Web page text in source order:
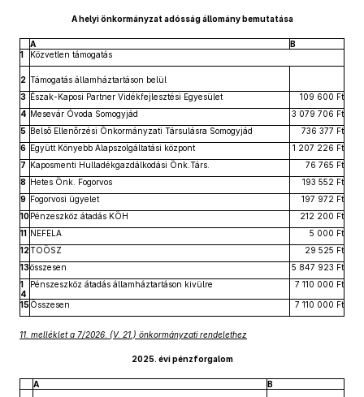
A helyi önkormányzat adósság állomány bemutatása
A
B
1
Közvetlen támogatás
2 Támogatás államháztartáson belül
3 Észak-Kaposi Partner Vidékfejlesztési Egyesület
109 600 Ft
4 Mesevár Óvoda Somogyjád
3 079 706 Ft
5 Belső Ellenőrzési Önkormányzati Társulásra Somogyjád
736 377 Ft
6 Együtt Könyebb Alapszolgáltatási központ
1 207 226 Ft
7 Kaposmenti Hulladékgazdálkodási Önk.Társ.
76 765 Ft
8 Hetes Önk. Fogorvos
193 552 Ft
9 Fogorvosi ügyelet
197 972 Ft
10 Pénzeszköz átadás KÖH
212 200 Ft
11 NEFELA
5 000 Ft
12TOÖSZ
29 525 Ft
13összesen
5 847 923 Ft
1
4
Pénszeszköz átadás államháztartáson kivülre 7 110 000 Ft
15Összesen 7 110 000 Ft
11. melléklet a 7/2026. (V. 21.) önkormányzati rendelethez
2025. évi pénzforgalom
A
B